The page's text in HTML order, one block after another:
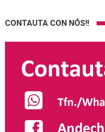
CONTAUTA CON NÓS!!